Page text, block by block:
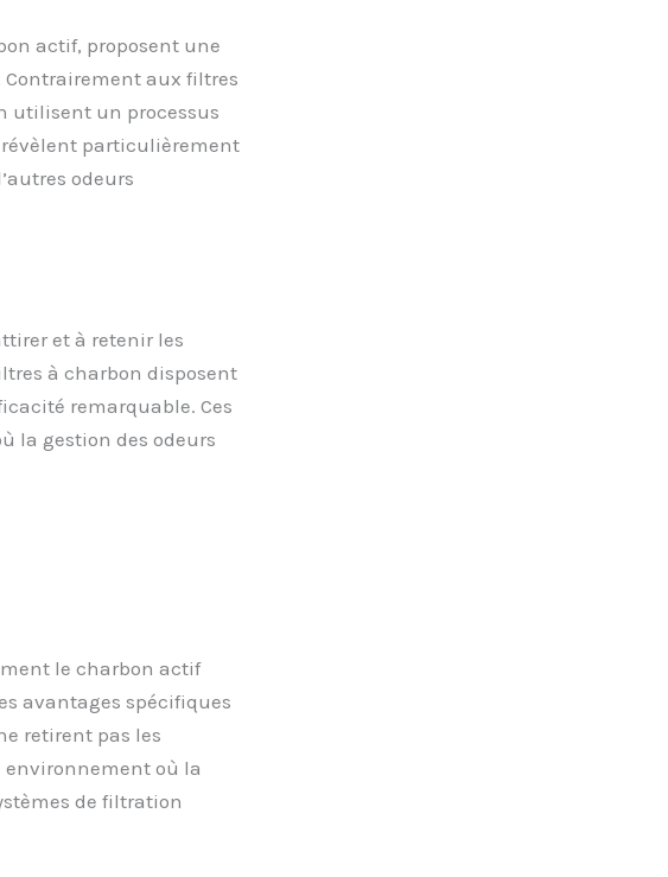
actif, proposent une
aux filtres
utilisent un processus
révèlent particulièrement
odeurs
et à retenir les
à charbon disposent
remarquable. Ces
la gestion des odeurs
le charbon actif
avantages spécifiques
retirent pas les
où la
de filtration